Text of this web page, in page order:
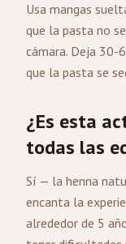
Usa mangas
que la pasta no
cámara. Deja 30-
que la pasta se
¿Es esta
todas las
Sí — la henna
encanta la
alrededor de 5